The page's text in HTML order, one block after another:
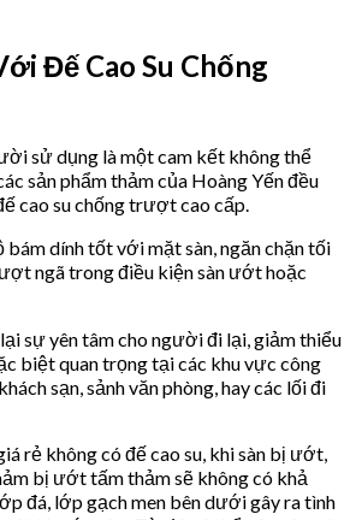
Đế Cao Su Chống
sử dụng là một cam kết không thể
sản phẩm thảm của Hoàng Yến đều
cao su chống trượt cao cấp.
bám dính tốt với mặt sàn, ngăn chặn tối
ngã trong điều kiện sàn ướt hoặc
sự yên tâm cho người đi lại, giảm thiểu
biệt quan trọng tại các khu vực công
sạn, sảnh văn phòng, hay các lối đi
rẻ không có đế cao su, khi sàn bị ướt,
bị ướt tấm thảm sẽ không có khả
đá, lớp gạch men bên dưới gây ra tình